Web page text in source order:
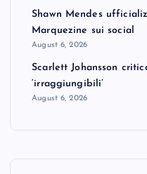
Shawn Mendes
Marquezine sui social
August 6, 2026
Scarlett Johansson
‘irraggiungibili’
August 6, 2026